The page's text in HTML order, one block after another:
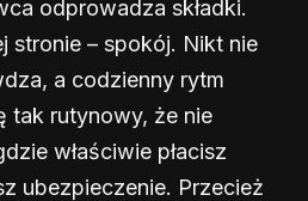
odprowadza składki.
stronie – spokój. Nikt nie
a codzienny rytm
tak rutynowy, że nie
właściwie płacisz
ubezpieczenie. Przecież